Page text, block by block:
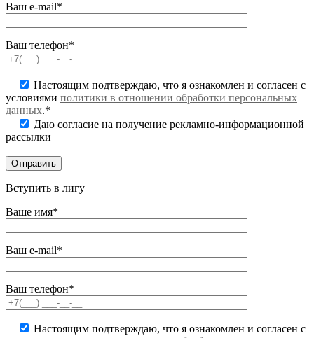
Ваш e-mail*
Ваш телефон*
Настоящим подтверждаю, что я ознакомлен и согласен с
условиями политики в отношении обработки персональных
данных.*
Даю согласие на получение рекламно-информационной
рассылки
Вступить в лигу
Ваше имя*
Ваш e-mail*
Ваш телефон*
Настоящим подтверждаю, что я ознакомлен и согласен с